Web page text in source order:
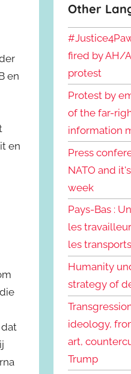
en
en
dat
Other
fired by AH/
protest
Protest by
of the far-
information
Press
NATO and
week
Pays-Bas :
les
les
Humanity
strategy of
ideology,
art,
Trump